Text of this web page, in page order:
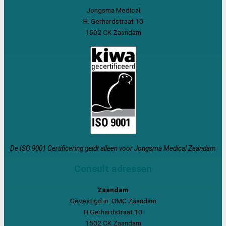
Jongsma Medical
H. Gerhardstraat 10
1502 CK Zaandam
De ISO 9001 Certificering geldt alleen voor Jongsma Medical Zaandam
Zaandam
Gevestigd in: OMC Zaandam
H.Gerhardstraat 10
1502 CK Zaandam